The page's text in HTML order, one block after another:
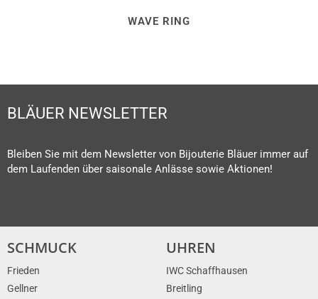
WAVE RING
BLÄUER NEWSLETTER
Bleiben Sie mit dem Newsletter von Bijouterie Bläuer immer auf
dem Laufenden über saisonale Anlässe sowie Aktionen!
SCHMUCK
Frieden
Gellner
UHREN
IWC Schaffhausen
Breitling